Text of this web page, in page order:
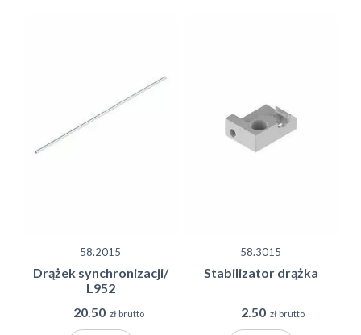
58.2015
Drążek synchronizacji/
L952
20.50 zł brutto
58.3015
Stabilizator drążka
2.50 zł brutto